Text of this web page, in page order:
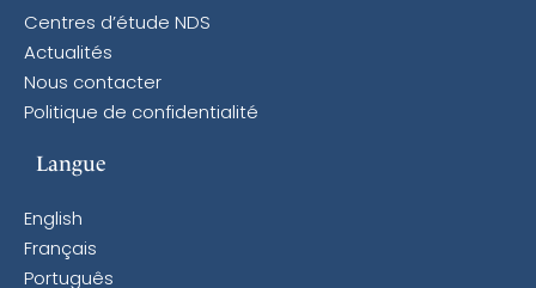
Centres d’étude NDS
Actualités
Nous contacter
Politique de confidentialité
Langue
English
Français
Português